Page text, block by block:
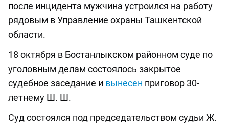
после инцидента мужчина устроился на работу
рядовым в Управление охраны Ташкентской
области.
18 октября в Бостанлыкском районном суде по
уголовным делам состоялось закрытое
судебное заседание и вынесен приговор 30-
летнему Ш. Ш.
Суд состоялся под председательством судьи Ж.